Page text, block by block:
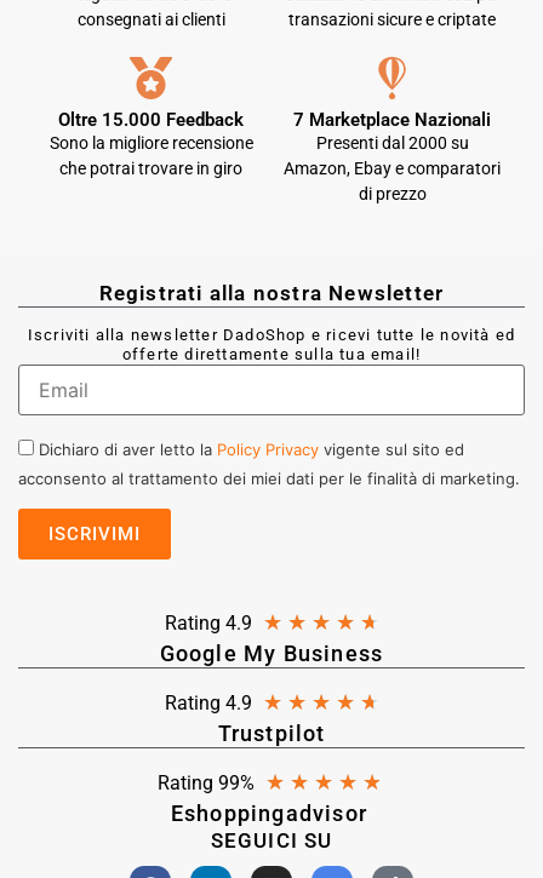
consegnati ai clienti
transazioni sicure e criptate
Oltre 15.000 Feedback
Sono la migliore recensione
che potrai trovare in giro
7 Marketplace Nazionali
Presenti dal 2000 su
Amazon, Ebay e comparatori
di prezzo
Registrati alla nostra Newsletter
Iscriviti alla newsletter DadoShop e ricevi tutte le novità ed
offerte direttamente sulla tua email!
Dichiaro di aver letto la Policy Privacy vigente sul sito ed
acconsento al trattamento dei miei dati per le finalità di marketing.
Rating 4.9 ★ ★ ★ ★ ★
Google My Business
Rating 4.9 ★ ★ ★ ★ ★
Trustpilot
Rating 99% ★ ★ ★ ★ ★
Eshoppingadvisor
SEGUICI SU